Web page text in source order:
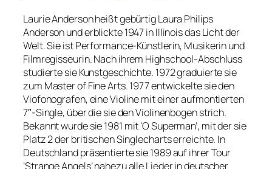
Laurie Anderson heißt gebürtig Laura Philips
Anderson und erblickte 1947 in Illinois das Licht der
Welt. Sie ist Performance-Künstlerin, Musikerin und
Filmregisseurin. Nach ihrem Highschool-Abschluss
studierte sie Kunstgeschichte. 1972 graduierte sie
zum Master of Fine Arts. 1977 entwickelte sie den
Viofonografen, eine Violine mit einer aufmontierten
7″-Single, über die sie den Violinenbogen strich.
Bekannt wurde sie 1981 mit ‘O Superman’, mit der sie
Platz 2 der britischen Singlecharts erreichte. In
Deutschland präsentierte sie 1989 auf ihrer Tour
‘Strange Angels’ nahezu alle Lieder in deutscher